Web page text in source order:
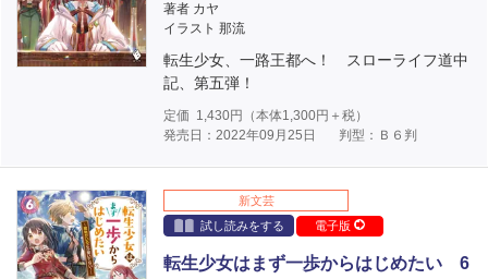
著者 カヤ
イラスト 那流
転生少女、一路王都へ！ スローライフ道中
記、第五弾！
定価 1,430円（本体1,300円＋税）
発売日：2022年09月25日
判型：Ｂ６判
新文芸
試し読みをする
電子版
転生少女はまず一歩からはじめたい 6